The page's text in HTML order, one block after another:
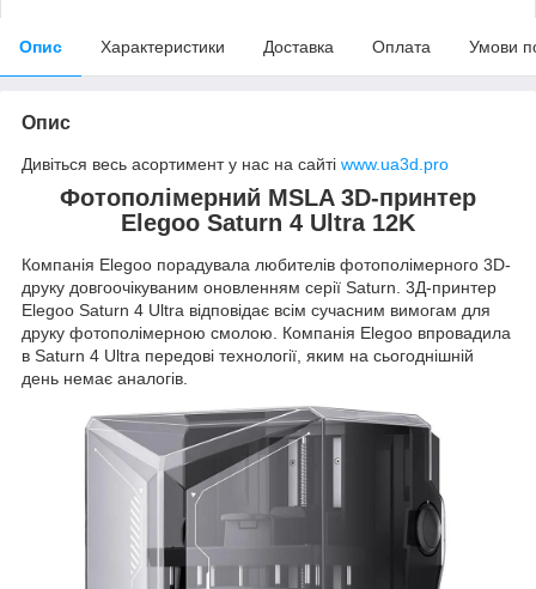
Опис Характеристики Доставка Оплата Умови
Опис
Дивіться весь асортимент у нас на сайті www.ua3d.pro
Фотополімерний MSLA 3D-принтер
Elegoo Saturn 4 Ultra 12K
Компанія Elegoo порадувала любителів фотополімерного 3D-
друку довгоочікуваним оновленням серії Saturn. 3Д-принтер
Elegoo Saturn 4 Ultra відповідає всім сучасним вимогам для
друку фотополімерною смолою. Компанія Elegoo впровадила
в Saturn 4 Ultra передові технології, яким на сьогоднішній
день немає аналогів.